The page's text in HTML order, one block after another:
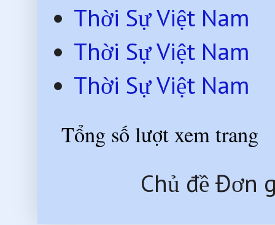
Thời Sự Việt Nam
Thời Sự Việt Nam
Thời Sự Việt Nam
Tổng số lượt xem trang
Chủ đề Đơn